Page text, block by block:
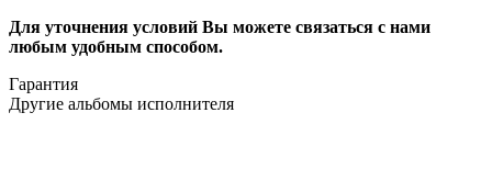
Для уточнения условий Вы можете связаться с нами
любым удобным способом.
Гарантия
Другие альбомы исполнителя